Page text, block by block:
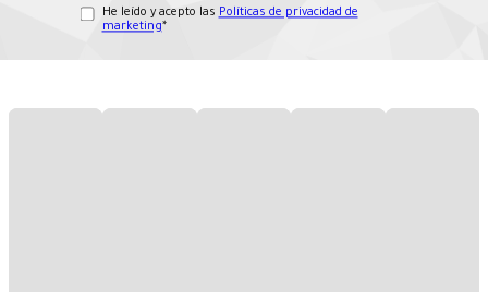
He leído y acepto las Políticas de privacidad de
marketing*